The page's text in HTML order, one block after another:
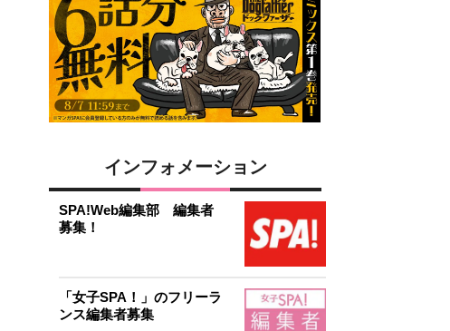
インフォメーション
SPA!Web編集部 編集者
募集！
「女子SPA！」のフリーラ
ンス編集者募集